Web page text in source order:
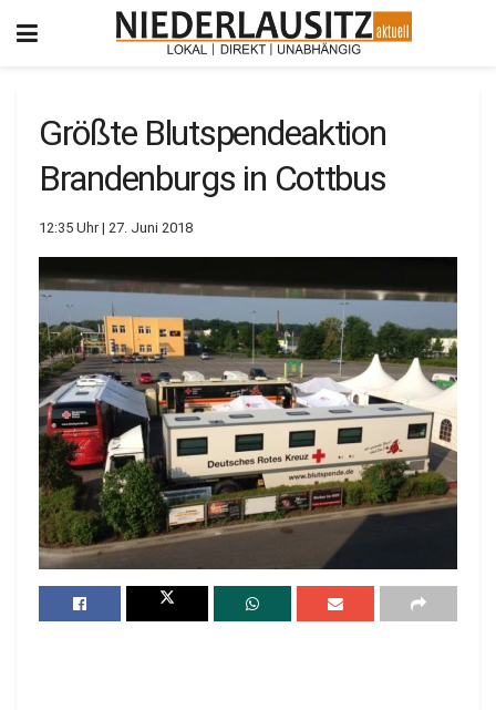
Größte Blutspendeaktion
Brandenburgs in Cottbus
12:35 Uhr | 27. Juni 2018